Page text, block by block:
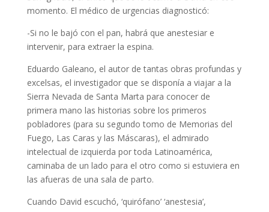
momento. El médico de urgencias diagnosticó:
-Si no le bajó con el pan, habrá que anestesiar e
intervenir, para extraer la espina.
Eduardo Galeano, el autor de tantas obras profundas y
excelsas, el investigador que se disponía a viajar a la
Sierra Nevada de Santa Marta para conocer de
primera mano las historias sobre los primeros
pobladores (para su segundo tomo de Memorias del
Fuego, Las Caras y las Máscaras), el admirado
intelectual de izquierda por toda Latinoamérica,
caminaba de un lado para el otro como si estuviera en
las afueras de una sala de parto.
Cuando David escuchó, ‘quirófano’ ‘anestesia’,